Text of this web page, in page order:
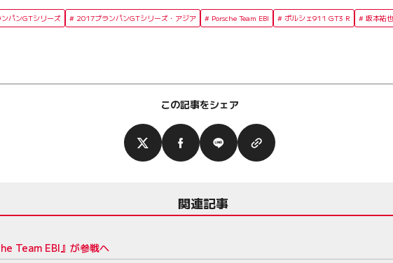
パンGTシリーズ 2017ブランパンGTシリーズ・アジア Porsche Team EBI ポルシェ911 GT3 R 坂本祐也
この記事をシェア
関連記事
Team EBI』が参戦へ